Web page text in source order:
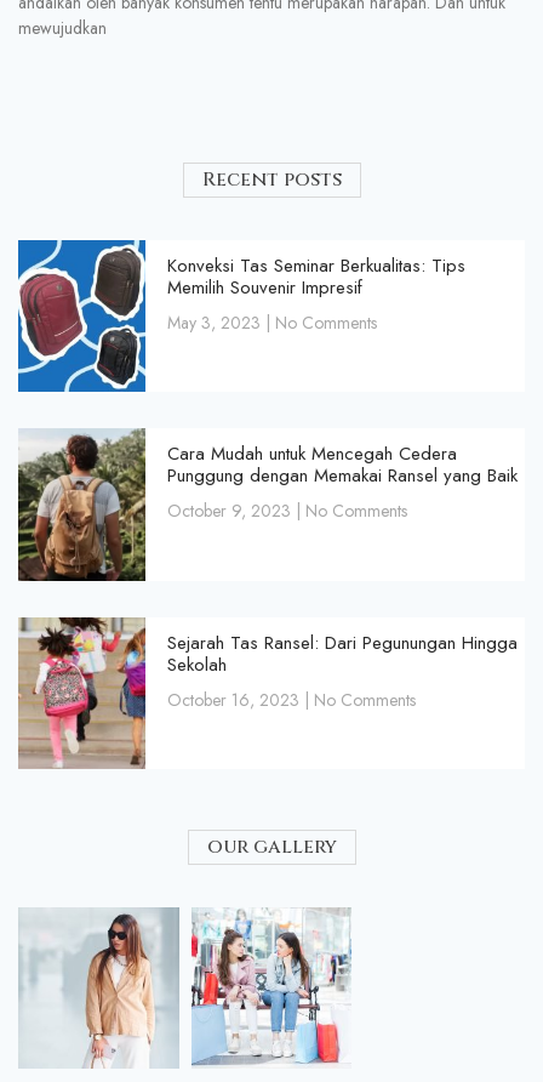
mewujudkan
Recent posts
Konveksi Tas Seminar Berkualitas: Tips
Memilih Souvenir Impresif
May 3, 2023 No Comments
Cara Mudah untuk Mencegah Cedera
Punggung dengan Memakai Ransel yang Baik
October 9, 2023 No Comments
Sejarah Tas Ransel: Dari Pegunungan Hingga
Sekolah
October 16, 2023 No Comments
our gallery